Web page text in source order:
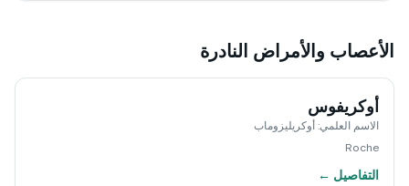
الأعصاب والأمراض النادرة
أوكريفوس
الاسم العلمي:أوكريليزوماب
Roche
التفاصيل ←